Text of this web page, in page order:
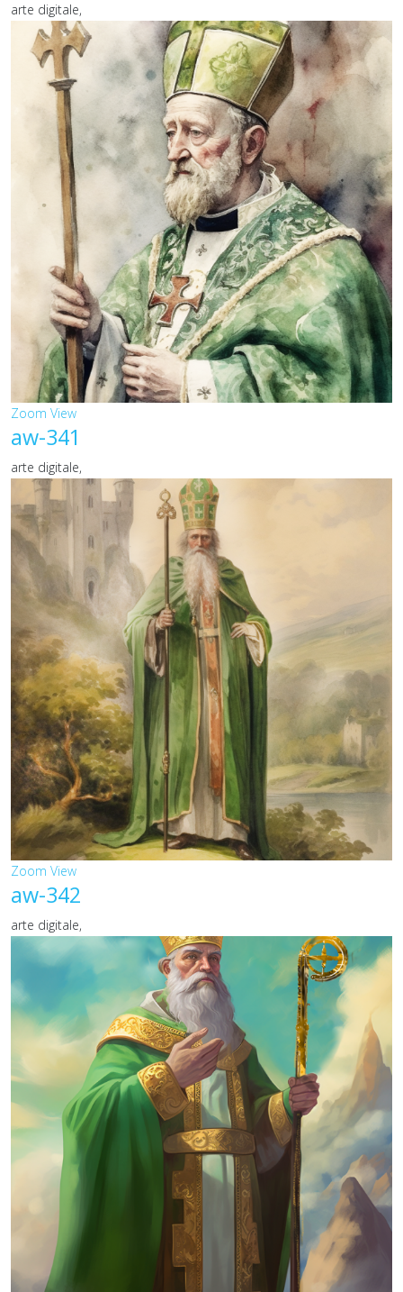
arte digitale,
Zoom View
aw-341
arte digitale,
Zoom View
aw-342
arte digitale,